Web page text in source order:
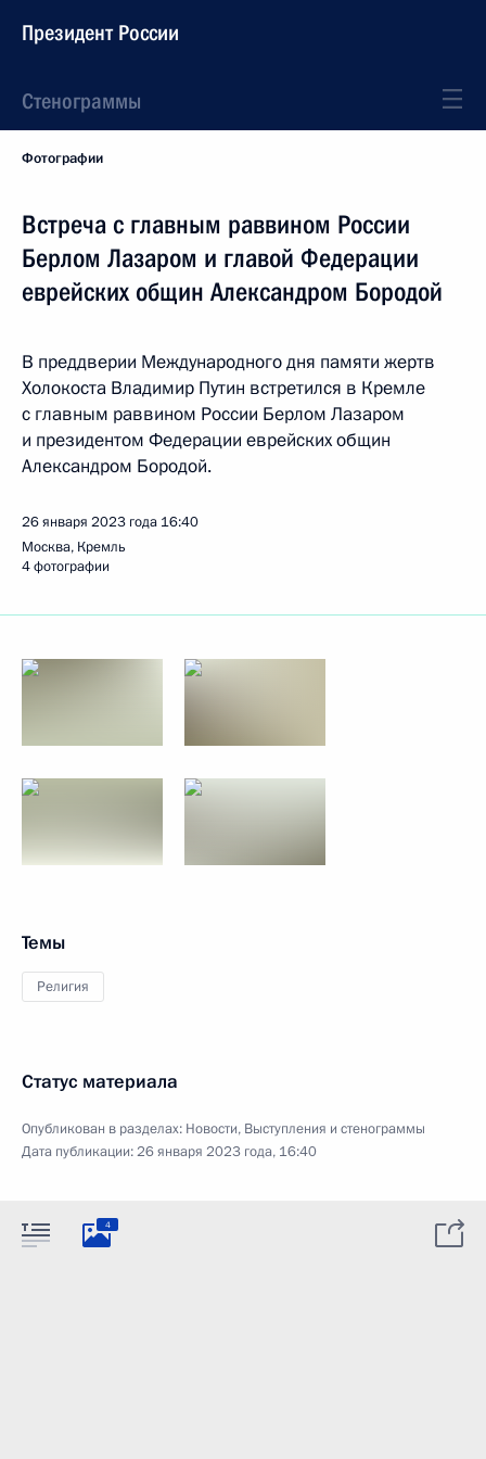
Президент России
Стенограммы
Фотографии
Встреча с главным раввином России
Берлом Лазаром и главой Федерации
еврейских общин Александром Бородой
В преддверии Международного дня памяти жертв
Холокоста Владимир Путин встретился в Кремле
с главным раввином России Берлом Лазаром
и президентом Федерации еврейских общин
Александром Бородой.
26 января 2023 года 16:40
Москва, Кремль
4 фотографии
Темы
Религия
Статус материала
Опубликован в разделах: Новости, Выступления и стенограммы
Дата публикации:26 января 2023 года, 16:40
4